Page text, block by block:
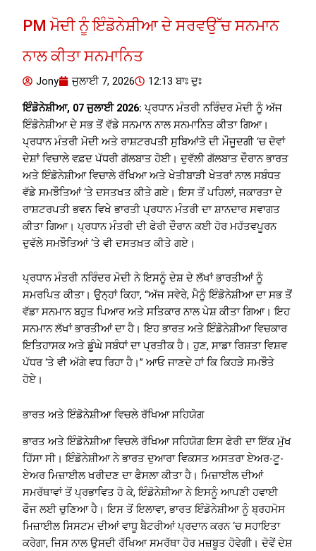
PM ਮੋਦੀ ਨੂੰ ਇੰਡੋਨੇਸ਼ੀਆ ਦੇ ਸਰਵਉੱਚ ਸਨਮਾਨ
ਨਾਲ ਕੀਤਾ ਸਨਮਾਨਿਤ
Jony ਜੁਲਾਈ 7, 2026 12:13 ਬਾਃ ਦੁਃ
ਇੰਡੋਨੇਸ਼ੀਆ, 07 ਜੁਲਾਈ 2026: ਪ੍ਰਧਾਨ ਮੰਤਰੀ ਨਰਿੰਦਰ ਮੋਦੀ ਨੂੰ ਅੱਜ
ਇੰਡੋਨੇਸ਼ੀਆ ਦੇ ਸਭ ਤੋਂ ਵੱਡੇ ਸਨਮਾਨ ਨਾਲ ਸਨਮਾਨਿਤ ਕੀਤਾ ਗਿਆ।
ਪ੍ਰਧਾਨ ਮੰਤਰੀ ਮੋਦੀ ਅਤੇ ਰਾਸ਼ਟਰਪਤੀ ਸੁਬਿਆਂਤੋ ਦੀ ਮੌਜੂਦਗੀ ‘ਚ ਦੋਵਾਂ
ਦੇਸ਼ਾਂ ਵਿਚਾਲੇ ਵਫ਼ਦ ਪੱਧਰੀ ਗੱਲਬਾਤ ਹੋਈ। ਦੁਵੱਲੀ ਗੱਲਬਾਤ ਦੌਰਾਨ ਭਾਰਤ
ਅਤੇ ਇੰਡੋਨੇਸ਼ੀਆ ਵਿਚਾਲੇ ਰੱਖਿਆ ਅਤੇ ਖੇਤੀਬਾੜੀ ਖੇਤਰਾਂ ਨਾਲ ਸਬੰਧਤ
ਵੱਡੇ ਸਮਝੌਤਿਆਂ ‘ਤੇ ਦਸਤਖਤ ਕੀਤੇ ਗਏ। ਇਸ ਤੋਂ ਪਹਿਲਾਂ, ਜਕਾਰਤਾ ਦੇ
ਰਾਸ਼ਟਰਪਤੀ ਭਵਨ ਵਿਖੇ ਭਾਰਤੀ ਪ੍ਰਧਾਨ ਮੰਤਰੀ ਦਾ ਸ਼ਾਨਦਾਰ ਸਵਾਗਤ
ਕੀਤਾ ਗਿਆ। ਪ੍ਰਧਾਨ ਮੰਤਰੀ ਦੀ ਫੇਰੀ ਦੌਰਾਨ ਕਈ ਹੋਰ ਮਹੱਤਵਪੂਰਨ
ਦੁਵੱਲੇ ਸਮਝੌਤਿਆਂ ‘ਤੇ ਵੀ ਦਸਤਖ਼ਤ ਕੀਤੇ ਗਏ।
ਪ੍ਰਧਾਨ ਮੰਤਰੀ ਨਰਿੰਦਰ ਮੋਦੀ ਨੇ ਇਸਨੂੰ ਦੇਸ਼ ਦੇ ਲੱਖਾਂ ਭਾਰਤੀਆਂ ਨੂੰ
ਸਮਰਪਿਤ ਕੀਤਾ। ਉਨ੍ਹਾਂ ਕਿਹਾ, “ਅੱਜ ਸਵੇਰੇ, ਮੈਨੂੰ ਇੰਡੋਨੇਸ਼ੀਆ ਦਾ ਸਭ ਤੋਂ
ਵੱਡਾ ਸਨਮਾਨ ਬਹੁਤ ਪਿਆਰ ਅਤੇ ਸਤਿਕਾਰ ਨਾਲ ਪੇਸ਼ ਕੀਤਾ ਗਿਆ। ਇਹ
ਸਨਮਾਨ ਲੱਖਾਂ ਭਾਰਤੀਆਂ ਦਾ ਹੈ। ਇਹ ਭਾਰਤ ਅਤੇ ਇੰਡੋਨੇਸ਼ੀਆ ਵਿਚਕਾਰ
ਇਤਿਹਾਸਕ ਅਤੇ ਡੂੰਘੇ ਸਬੰਧਾਂ ਦਾ ਪ੍ਰਤੀਕ ਹੈ। ਹੁਣ, ਸਾਡਾ ਰਿਸ਼ਤਾ ਵਿਸ਼ਵ
ਪੱਧਰ ‘ਤੇ ਵੀ ਅੱਗੇ ਵਧ ਰਿਹਾ ਹੈ।” ਆਓ ਜਾਣਦੇ ਹਾਂ ਕਿ ਕਿਹੜੇ ਸਮਝੌਤੇ
ਹੋਏ।
ਭਾਰਤ ਅਤੇ ਇੰਡੋਨੇਸ਼ੀਆ ਵਿਚਲੇ ਰੱਖਿਆ ਸਹਿਯੋਗ
ਭਾਰਤ ਅਤੇ ਇੰਡੋਨੇਸ਼ੀਆ ਵਿਚਲੇ ਰੱਖਿਆ ਸਹਿਯੋਗ ਇਸ ਫੇਰੀ ਦਾ ਇੱਕ ਮੁੱਖ
ਹਿੱਸਾ ਸੀ। ਇੰਡੋਨੇਸ਼ੀਆ ਨੇ ਭਾਰਤ ਦੁਆਰਾ ਵਿਕਸਤ ਅਸਤਰਾ ਏਅਰ-ਟੂ-
ਏਅਰ ਮਿਜ਼ਾਈਲ ਖਰੀਦਣ ਦਾ ਫੈਸਲਾ ਕੀਤਾ ਹੈ। ਮਿਜ਼ਾਈਲ ਦੀਆਂ
ਸਮਰੱਥਾਵਾਂ ਤੋਂ ਪ੍ਰਭਾਵਿਤ ਹੋ ਕੇ, ਇੰਡੋਨੇਸ਼ੀਆ ਨੇ ਇਸਨੂੰ ਆਪਣੀ ਹਵਾਈ
ਫੌਜ ਲਈ ਚੁਣਿਆ ਹੈ। ਇਸ ਤੋਂ ਇਲਾਵਾ, ਭਾਰਤ ਇੰਡੋਨੇਸ਼ੀਆ ਨੂੰ ਬ੍ਰਹਮੋਸ
ਮਿਜ਼ਾਈਲ ਸਿਸਟਮ ਦੀਆਂ ਵਾਧੂ ਬੈਟਰੀਆਂ ਪ੍ਰਦਾਨ ਕਰਨ ‘ਚ ਸਹਾਇਤਾ
ਕਰੇਗਾ, ਜਿਸ ਨਾਲ ਉਸਦੀ ਰੱਖਿਆ ਸਮਰੱਥਾ ਹੋਰ ਮਜ਼ਬੂਤ ​​ਹੋਵੇਗੀ। ਦੋਵੇਂ ਦੇਸ਼